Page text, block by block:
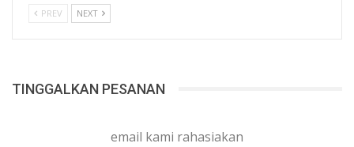
PREV NEXT
TINGGALKAN PESANAN
email kami rahasiakan